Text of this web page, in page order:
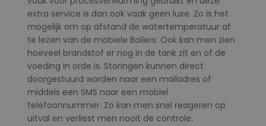
extra service is dan ook vaak geen luxe. Zo is het
mogelijk om op afstand de watertemperatuur af
te lezen van de mobiele Boilers. Ook kan men zien
hoeveel brandstof er nog in de tank zit en of de
voeding in orde is. Storingen kunnen direct
doorgestuurd worden naar een mailadres of
middels een SMS naar een mobiel
telefoonnummer. Zo kan men snel reageren op
uitval en verliest men nooit de controle.